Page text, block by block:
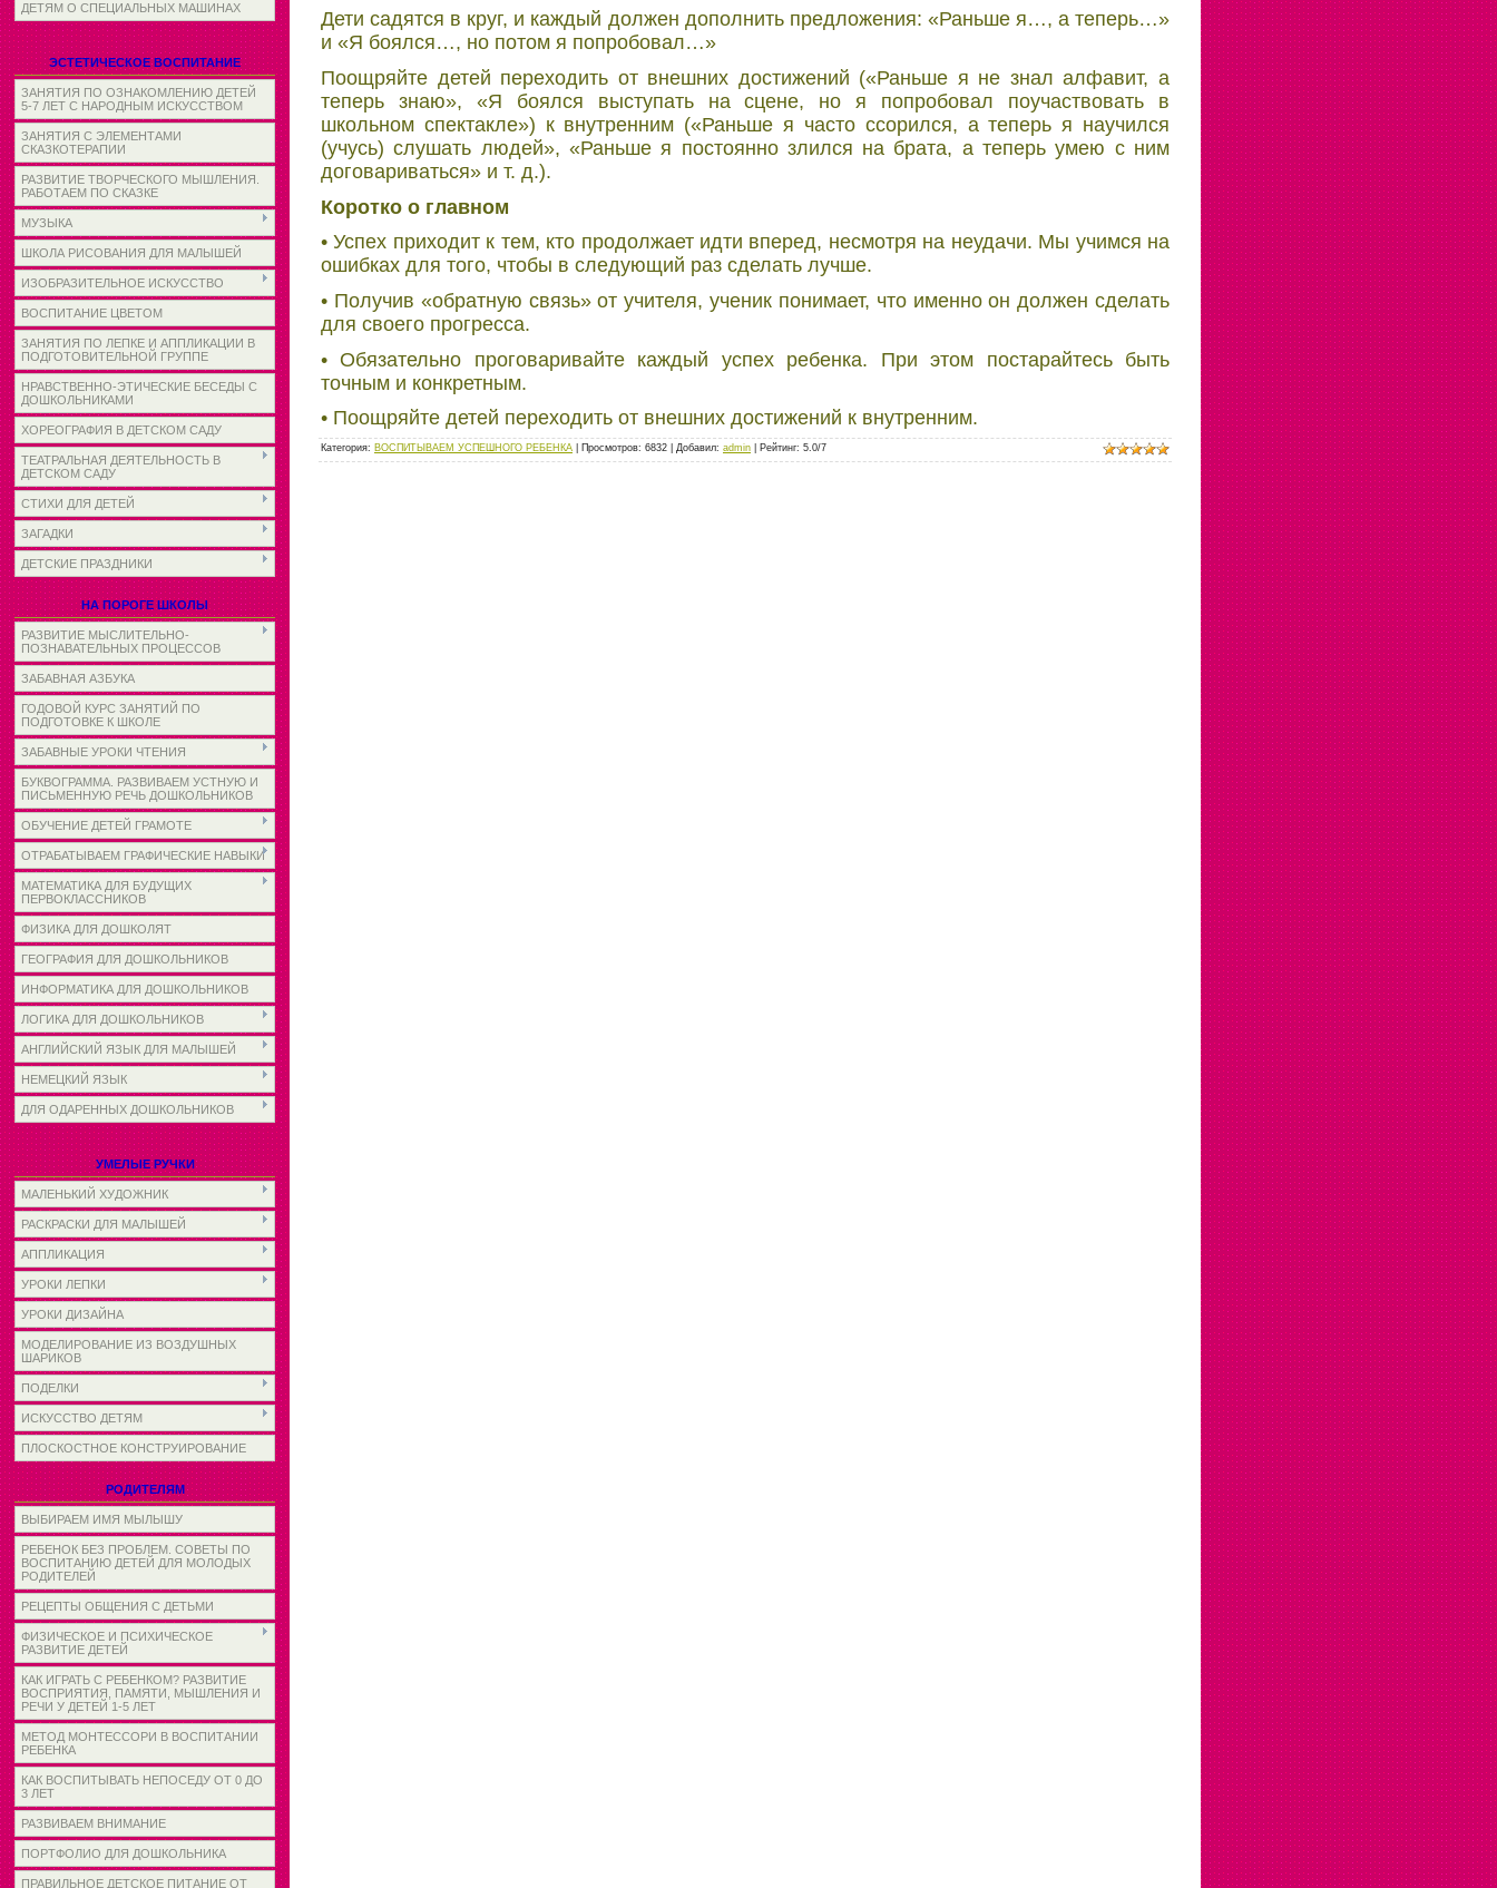
ДЕТЯМ О СПЕЦИАЛЬНЫХ МАШИНАХ
ЭСТЕТИЧЕСКОЕ ВОСПИТАНИЕ
ЗАНЯТИЯ ПО ОЗНАКОМЛЕНИЮ ДЕТЕЙ
5-7 ЛЕТ С НАРОДНЫМ ИСКУССТВОМ
ЗАНЯТИЯ С ЭЛЕМЕНТАМИ
СКАЗКОТЕРАПИИ
РАЗВИТИЕ ТВОРЧЕСКОГО МЫШЛЕНИЯ.
РАБОТАЕМ ПО СКАЗКЕ
МУЗЫКА
ШКОЛА РИСОВАНИЯ ДЛЯ МАЛЫШЕЙ
ИЗОБРАЗИТЕЛЬНОЕ ИСКУССТВО
ВОСПИТАНИЕ ЦВЕТОМ
ЗАНЯТИЯ ПО ЛЕПКЕ И АППЛИКАЦИИ В
ПОДГОТОВИТЕЛЬНОЙ ГРУППЕ
НРАВСТВЕННО-ЭТИЧЕСКИЕ БЕСЕДЫ С
ДОШКОЛЬНИКАМИ
ХОРЕОГРАФИЯ В ДЕТСКОМ САДУ
ТЕАТРАЛЬНАЯ ДЕЯТЕЛЬНОСТЬ В
ДЕТСКОМ САДУ
СТИХИ ДЛЯ ДЕТЕЙ
ЗАГАДКИ
ДЕТСКИЕ ПРАЗДНИКИ
НА ПОРОГЕ ШКОЛЫ
РАЗВИТИЕ МЫСЛИТЕЛЬНО-
ПОЗНАВАТЕЛЬНЫХ ПРОЦЕССОВ
ЗАБАВНАЯ АЗБУКА
ГОДОВОЙ КУРС ЗАНЯТИЙ ПО
ПОДГОТОВКЕ К ШКОЛЕ
ЗАБАВНЫЕ УРОКИ ЧТЕНИЯ
БУКВОГРАММА. РАЗВИВАЕМ УСТНУЮ И
ПИСЬМЕННУЮ РЕЧЬ ДОШКОЛЬНИКОВ
ОБУЧЕНИЕ ДЕТЕЙ ГРАМОТЕ
ОТРАБАТЫВАЕМ ГРАФИЧЕСКИЕ НАВЫКИ
МАТЕМАТИКА ДЛЯ БУДУЩИХ
ПЕРВОКЛАССНИКОВ
ФИЗИКА ДЛЯ ДОШКОЛЯТ
ГЕОГРАФИЯ ДЛЯ ДОШКОЛЬНИКОВ
ИНФОРМАТИКА ДЛЯ ДОШКОЛЬНИКОВ
ЛОГИКА ДЛЯ ДОШКОЛЬНИКОВ
АНГЛИЙСКИЙ ЯЗЫК ДЛЯ МАЛЫШЕЙ
НЕМЕЦКИЙ ЯЗЫК
ДЛЯ ОДАРЕННЫХ ДОШКОЛЬНИКОВ
УМЕЛЫЕ РУЧКИ
МАЛЕНЬКИЙ ХУДОЖНИК
РАСКРАСКИ ДЛЯ МАЛЫШЕЙ
АППЛИКАЦИЯ
УРОКИ ЛЕПКИ
УРОКИ ДИЗАЙНА
МОДЕЛИРОВАНИЕ ИЗ ВОЗДУШНЫХ
ШАРИКОВ
ПОДЕЛКИ
ИСКУССТВО ДЕТЯМ
ПЛОСКОСТНОЕ КОНСТРУИРОВАНИЕ
РОДИТЕЛЯМ
ВЫБИРАЕМ ИМЯ МЫЛЫШУ
РЕБЕНОК БЕЗ ПРОБЛЕМ. СОВЕТЫ ПО
ВОСПИТАНИЮ ДЕТЕЙ ДЛЯ МОЛОДЫХ
РОДИТЕЛЕЙ
РЕЦЕПТЫ ОБЩЕНИЯ С ДЕТЬМИ
ФИЗИЧЕСКОЕ И ПСИХИЧЕСКОЕ
РАЗВИТИЕ ДЕТЕЙ
КАК ИГРАТЬ С РЕБЕНКОМ? РАЗВИТИЕ
ВОСПРИЯТИЯ, ПАМЯТИ, МЫШЛЕНИЯ И
РЕЧИ У ДЕТЕЙ 1-5 ЛЕТ
МЕТОД МОНТЕССОРИ В ВОСПИТАНИИ
РЕБЕНКА
КАК ВОСПИТЫВАТЬ НЕПОСЕДУ ОТ 0 ДО
3 ЛЕТ
РАЗВИВАЕМ ВНИМАНИЕ
ПОРТФОЛИО ДЛЯ ДОШКОЛЬНИКА
ПРАВИЛЬНОЕ ДЕТСКОЕ ПИТАНИЕ ОТ
Дети садятся в круг, и каждый должен дополнить предложения: «Раньше я…, а теперь…»
и «Я боялся…, но потом я попробовал…»
Поощряйте детей переходить от внешних достижений («Раньше я не знал алфавит, а
теперь знаю», «Я боялся выступать на сцене, но я попробовал поучаствовать в
школьном спектакле») к внутренним («Раньше я часто ссорился, а теперь я научился
(учусь) слушать людей», «Раньше я постоянно злился на брата, а теперь умею с ним
договариваться» и т. д.).
Коротко о главном
• Успех приходит к тем, кто продолжает идти вперед, несмотря на неудачи. Мы учимся на
ошибках для того, чтобы в следующий раз сделать лучше.
• Получив «обратную связь» от учителя, ученик понимает, что именно он должен сделать
для своего прогресса.
• Обязательно проговаривайте каждый успех ребенка. При этом постарайтесь быть
точным и конкретным.
• Поощряйте детей переходить от внешних достижений к внутренним.
Категория: ВОСПИТЫВАЕМ УСПЕШНОГО РЕБЕНКА Просмотров: 6832 | Добавил: admin Рейтинг: 5.0/7